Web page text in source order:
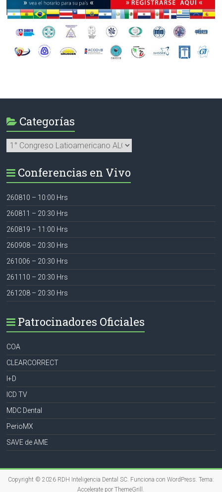
Categorías
Categorías
Conferencias en Vivo
260810 – 10:00 Hrs
260811 – 20:30 Hrs
260819 – 11:00 Hrs
260908 – 20:30 Hrs
261006 – 20:30 Hrs
261110 – 20:30 Hrs
261208 – 20:30 Hrs
Patrocinadores Oficiales
COA
CLEARCORRECT
I+D
ICD TV
MDC Dental
PerioMX
SAVE de AME
Copyright © 2026 RDH Inteligencia Dental SC. Funciona con WordPress. Tema:
Accelerate porThemeGrill .